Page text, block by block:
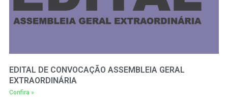
EDITAL DE CONVOCAÇÃO ASSEMBLEIA GERAL
EXTRAORDINÁRIA
Confira »